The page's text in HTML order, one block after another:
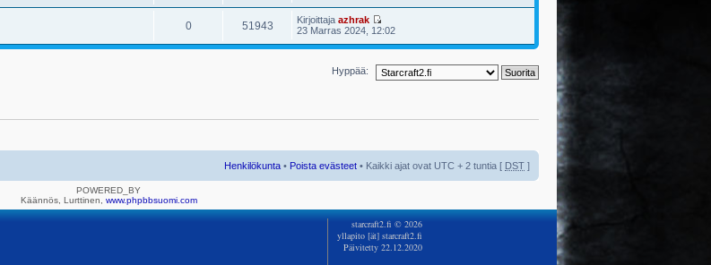
0 51943 Kirjoittaja azhrak
23 Marras 2024, 12:02
Hyppää:
Henkilökunta • Poista evästeet • Kaikki ajat ovat UTC + 2 tuntia [ DST ]
POWERED_BY
Käännös, Lurttinen, www.phpbbsuomi.com
starcraft2.fi © 2026
yllapito [ät] starcraft2.fi
Päivitetty 22.12.2020